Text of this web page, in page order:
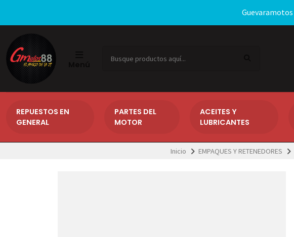
Guevaramotos
REPUESTOS EN
GENERAL
PARTES DEL
MOTOR
ACEITES Y
LUBRICANTES
Inicio EMPAQUES Y RETENEDORES